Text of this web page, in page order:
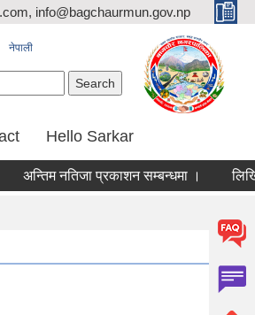
info@bagchaurmun.gov.np
नेपाली
Hello Sarkar
अन्तिम नतिजा प्रकाशन सम्बन्धमा । लिखित